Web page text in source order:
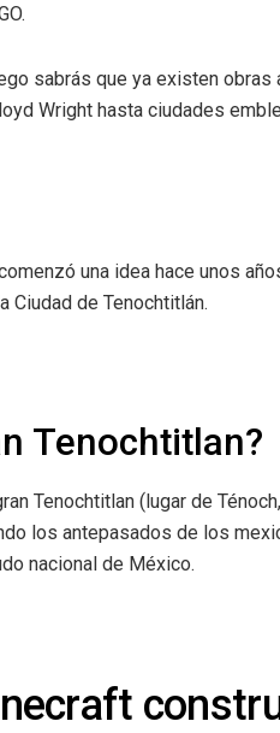
sabrás que ya existen
Wright hasta ciudades
una idea hace unos
Ciudad de Tenochtitlán.
Tenochtitlan?
Tenochtitlan (lugar de
los antepasados de los
nacional de México.